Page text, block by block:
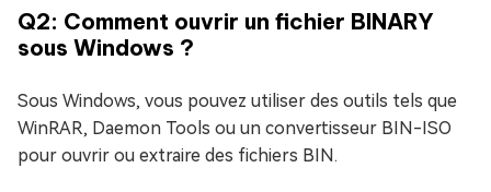
Q2: Comment ouvrir un fichier BINARY
sous Windows ?
Sous Windows, vous pouvez utiliser des outils tels que
WinRAR, Daemon Tools ou un convertisseur BIN-ISO
pour ouvrir ou extraire des fichiers BIN.